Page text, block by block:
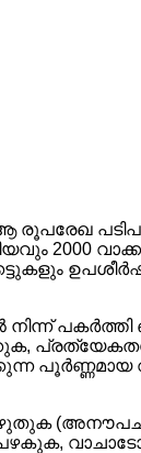
രൂപരേഖ
2000
പകർത്തി